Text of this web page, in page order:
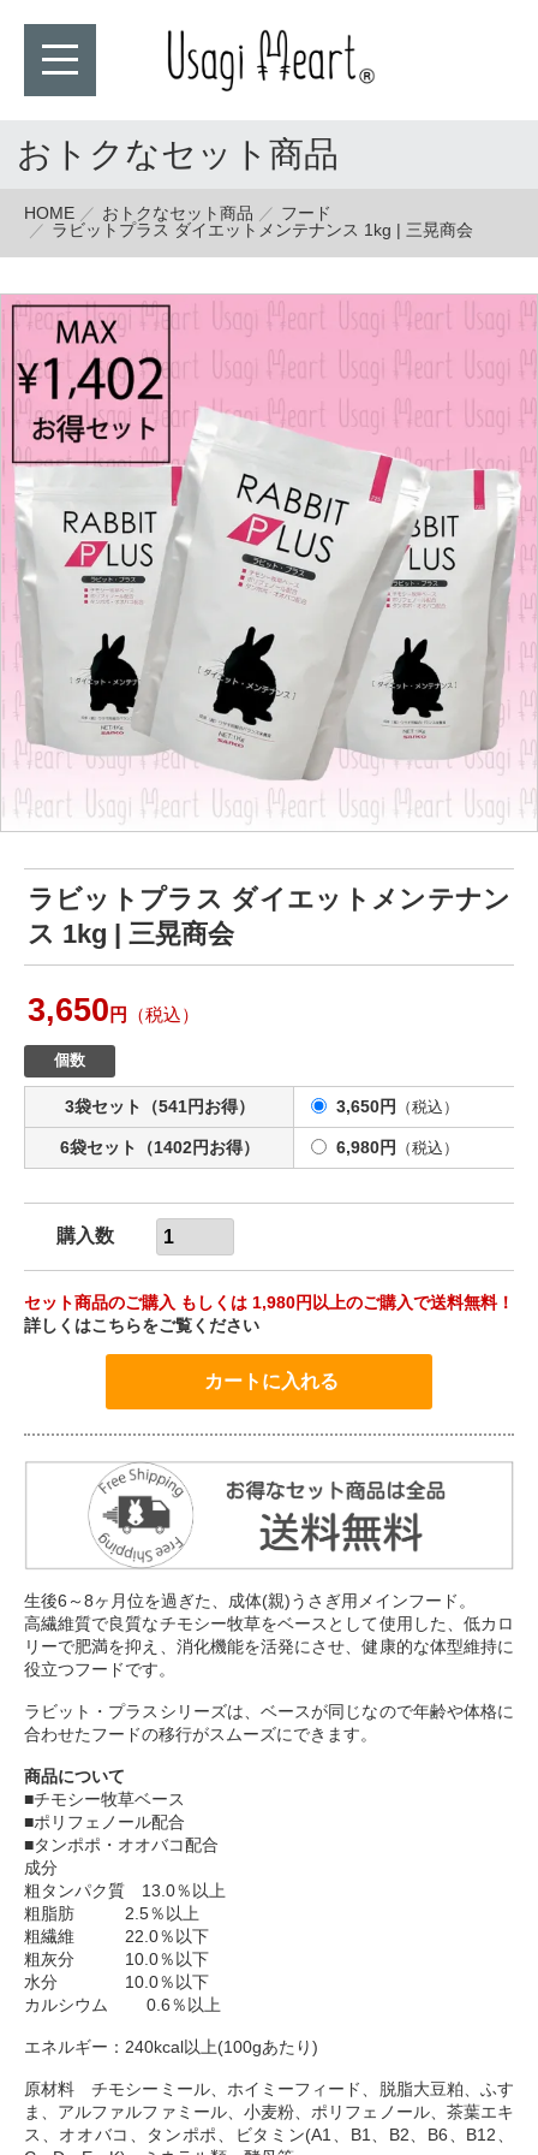
おトクなセット商品
HOME おトクなセット商品
フード
ラビットプラス ダイエットメンテナンス 1kg | 三晃商会
ラビットプラス ダイエットメンテナン
ス 1kg | 三晃商会
3,650 円 （税込）
個数
3袋セット（541円お得） 3,650円 （税込）
6袋セット（1402円お得） 6,980円 （税込）
購入数
セット商品のご購入 もしくは 1,980円以上のご購入で送料無料！
詳しくはこちらをご覧ください
生後6～8ヶ月位を過ぎた、成体(親)うさぎ用メインフード。
高繊維質で良質なチモシー牧草をベースとして使用した、低カロ
リーで肥満を抑え、消化機能を活発にさせ、健康的な体型維持に
役立つフードです。
ラビット・プラスシリーズは、ベースが同じなので年齢や体格に
合わせたフードの移行がスムーズにできます。
商品について
■チモシー牧草ベース
■ポリフェノール配合
■タンポポ・オオバコ配合
成分
粗タンパク質 13.0％以上
粗脂肪 2.5％以上
粗繊維 22.0％以下
粗灰分 10.0％以下
水分 10.0％以下
カルシウム 0.6％以上
エネルギー：240kcal以上(100gあたり)
原材料 チモシーミール、ホイミーフィード、脱脂大豆粕、ふす
ま、アルファルファミール、小麦粉、ポリフェノール、茶葉エキ
ス、オオバコ、タンポポ、ビタミン(A1、B1、B2、B6、B12、